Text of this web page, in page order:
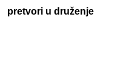
pretvori u druženje